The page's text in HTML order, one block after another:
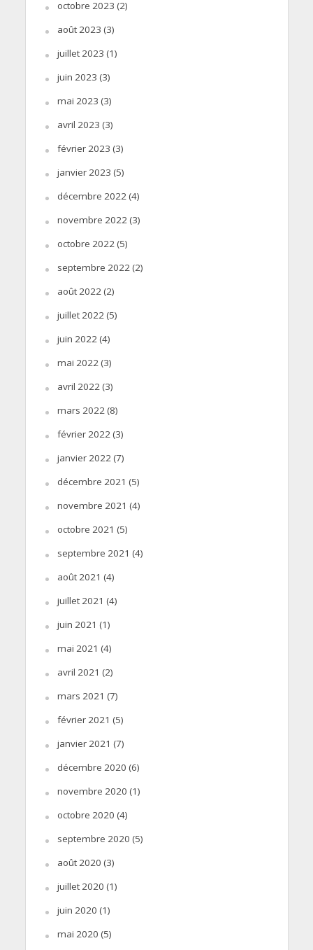
octobre 2023 (2)
août 2023 (3)
juillet 2023 (1)
juin 2023 (3)
mai 2023 (3)
avril 2023 (3)
février 2023 (3)
janvier 2023 (5)
décembre 2022(4)
novembre 2022(3)
octobre 2022(5)
septembre 2022(2)
août 2022(2)
juillet 2022(5)
juin 2022(4)
mai 2022(3)
avril 2022(3)
mars 2022(8)
février 2022(3)
janvier 2022(7)
décembre 2021 (5)
novembre 2021 (4)
octobre 2021 (5)
septembre 2021 (4)
août 2021 (4)
juillet 2021 (4)
juin 2021 (1)
mai 2021 (4)
avril 2021 (2)
mars 2021 (7)
février 2021 (5)
janvier 2021 (7)
décembre 2020 (6)
novembre 2020 (1)
octobre 2020 (4)
septembre 2020 (5)
août 2020 (3)
juillet 2020 (1)
juin 2020 (1)
mai 2020 (5)